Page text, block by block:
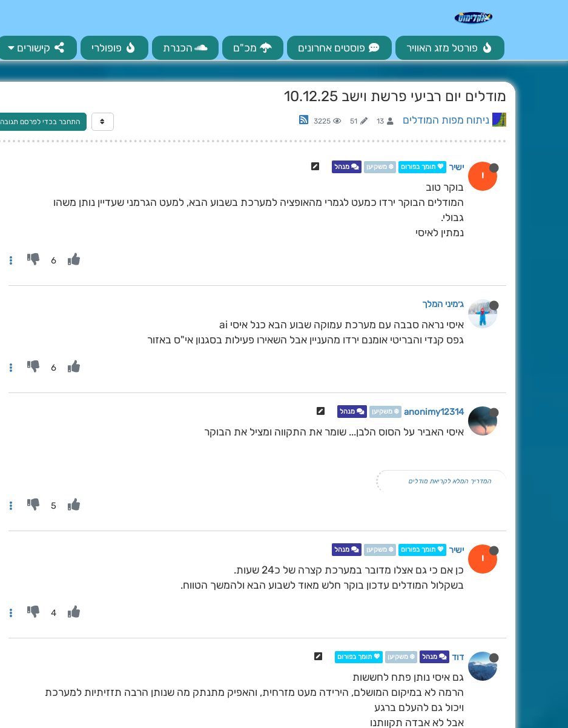
פורטל מזג האוויר פוסטים אחרונים מכ"ם הכנרת פופולרי קישורים
מודלים יום רביעי פרשת וישב 10.12.25
ניתוח מפות המודלים 13
51
3225 התחבר בכדי לפרסם תגובה
י ישיר 💖 תומך בפורום ❄️ משקיען מנהל
בוקר טוב
המודלים הבוקר ירדו כמעט לגמרי מהאופציה למערכת בשבוע הבא, למעט הגרמני שעדיין נותן משהו
גבולי.
נמתין לאיסי
6
ג׳מיני המלך
איסי נראה סבבה עם מערכת עמוקה שבוע הבא כנל איסי ai
גפס קנדי והבריטי אומנם ירדו מהעניין אבל השאירו פעילות בסגנון אי"ס באזור
6
anonimy12314 ❄️ משקיען מנהל
איסי האביר על הסוס הלבן... שומר את התקווה ומציל את הבוקר
המדריך המלא לקריאת מודלים
5
י ישיר 💖 תומך בפורום ❄️ משקיען מנהל
כן אם כי גם אצלו מדובר במערכת קצרה של כ24 שעות.
בשקלול המודלים עדכון בוקר חלש מאוד לשבוע הבא ולהמשך הטווח.
4
דוד מנהל ❄️ משקיען 💖 תומך בפורום
גם איסי נותן פתח לחששות
הרמה לא במיקום המושלם, הירידה מעט מזרחית, והאפיק מתנתק מה שנותן הרבה תזזיתיות למערכת
ויכול גם להעלם ברגע
אבל לא אבדה תקוותנו